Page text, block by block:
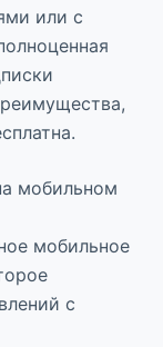
или с
мобильном
мобильное
с